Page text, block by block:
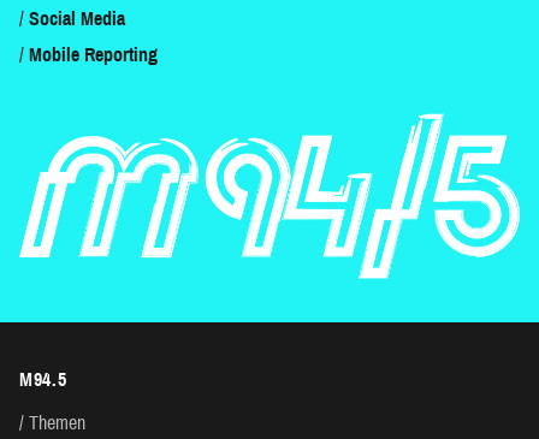
Social Media
Mobile Reporting
M94.5
Themen